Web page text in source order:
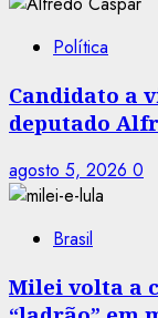
Política
Candidato a
deputado
agosto 5, 2026 0
Brasil
Milei volta a